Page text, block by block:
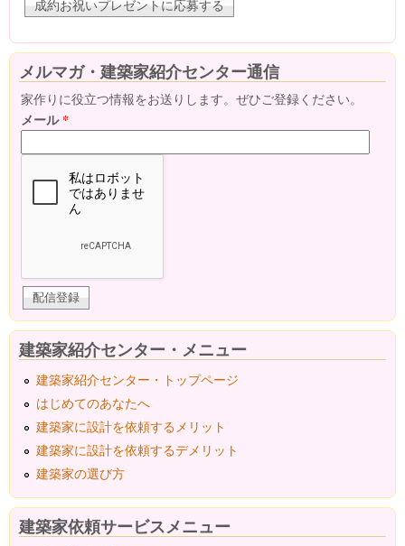
メルマガ・建築家紹介センター通信
家作りに役立つ情報をお送りします。ぜひご登録ください。
メール*
建築家紹介センター・メニュー
建築家紹介センター・トップページ
はじめてのあなたへ
建築家に設計を依頼するメリット
建築家に設計を依頼するデメリット
建築家の選び方
建築家依頼サービスメニュー